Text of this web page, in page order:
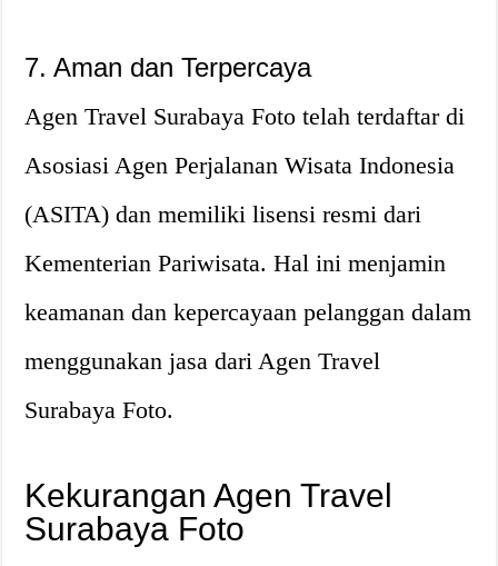
7. Aman dan Terpercaya
Agen Travel Surabaya Foto telah terdaftar di
Asosiasi Agen Perjalanan Wisata Indonesia
(ASITA) dan memiliki lisensi resmi dari
Kementerian Pariwisata. Hal ini menjamin
keamanan dan kepercayaan pelanggan dalam
menggunakan jasa dari Agen Travel
Surabaya Foto.
Kekurangan Agen Travel
Surabaya Foto